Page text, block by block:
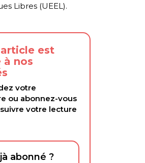
Libres (UEEL).
est
à nos
votre
ou abonnez-vous
votre lecture
abonné ?